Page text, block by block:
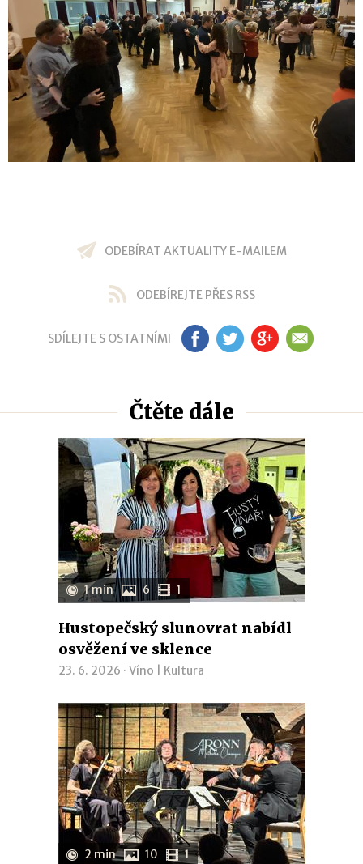
ODEBÍRAT AKTUALITY E-MAILEM
ODEBÍREJTE PŘES RSS
SDÍLEJTE S OSTATNÍMI FB TW GP EM
Čtěte dále
1 min 6 1
Hustopečský slunovrat nabídl
osvěžení ve sklence
23. 6. 2026 · Víno Kultura
2 min 10 1